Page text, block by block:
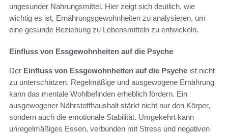
ungesunder Nahrungsmittel. Hier zeigt sich deutlich, wie
wichtig es ist, Ernährungsgewohnheiten zu analysieren, um
eine gesunde Beziehung zu Lebensmitteln zu entwickeln.
Einfluss von Essgewohnheiten auf die Psyche
Der Einfluss von Essgewohnheiten auf die Psyche ist nicht
zu unterschätzen. Regelmäßige und ausgewogene Ernährung
kann das mentale Wohlbefinden erheblich fördern. Ein
ausgewogener Nährstoffhaushalt stärkt nicht nur den Körper,
sondern auch die emotionale Stabilität. Umgekehrt kann
unregelmäßiges Essen, verbunden mit Stress und negativen